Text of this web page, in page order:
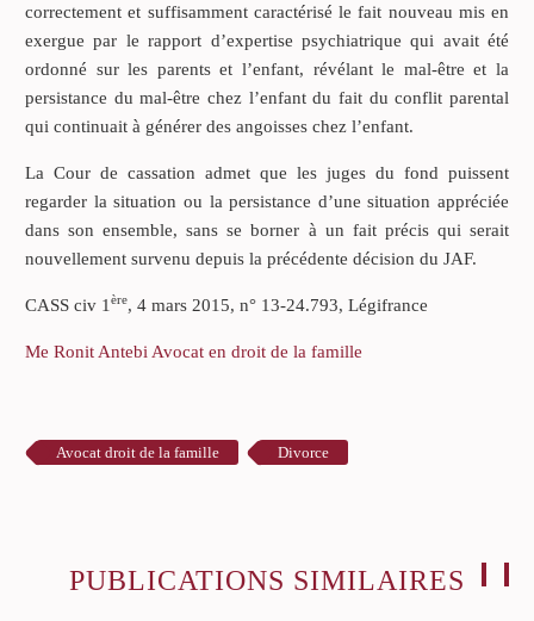
correctement et suffisamment caractérisé le fait nouveau mis en
exergue par le rapport d’expertise psychiatrique qui avait été
ordonné sur les parents et l’enfant, révélant le mal-être et la
persistance du mal-être chez l’enfant du fait du conflit parental
qui continuait à générer des angoisses chez l’enfant.
La Cour de cassation admet que les juges du fond puissent
regarder la situation ou la persistance d’une situation appréciée
dans son ensemble, sans se borner à un fait précis qui serait
nouvellement survenu depuis la précédente décision du JAF.
CASS civ 1 ère, 4 mars 2015, n° 13-24.793, Légifrance
Me Ronit Antebi Avocat en droit de la famille
Avocat droit de la famille Divorce
PUBLICATIONS SIMILAIRES